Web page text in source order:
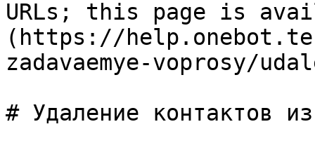
URLs; this page is
(https://
zadavaemye-voprosy/
# Удаление контактов